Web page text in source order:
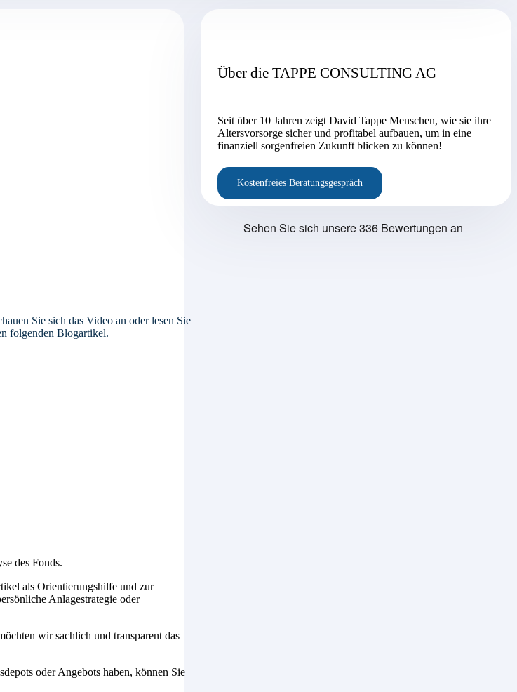
Sie sich das Video an oder lesen Sie
folgenden Blogartikel.
des Fonds.
als Orientierungshilfe und zur
Anlagestrategie oder
wir sachlich und transparent das
oder Angebots haben, können Sie
Über die TAPPE CONSULTING AG
Seit über 10 Jahren zeigt David Tappe Menschen, wie sie ihre
Altersvorsorge sicher und profitabel aufbauen, um in eine
finanziell sorgenfreien Zukunft blicken zu können!
Kostenfreies Beratungsgespräch